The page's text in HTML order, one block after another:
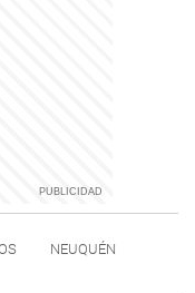
NEUQUÉN